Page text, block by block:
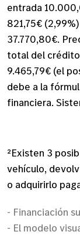
entrada
821,75€
37.770,80€.
total del
9.465,79€ (el
debe a la
financiera.
²Existen 3
vehículo,
o adquirirlo
- Financiación
- El modelo